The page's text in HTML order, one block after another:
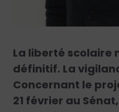
La liberté scolaire
définitif. La
Concernant le
21 février au